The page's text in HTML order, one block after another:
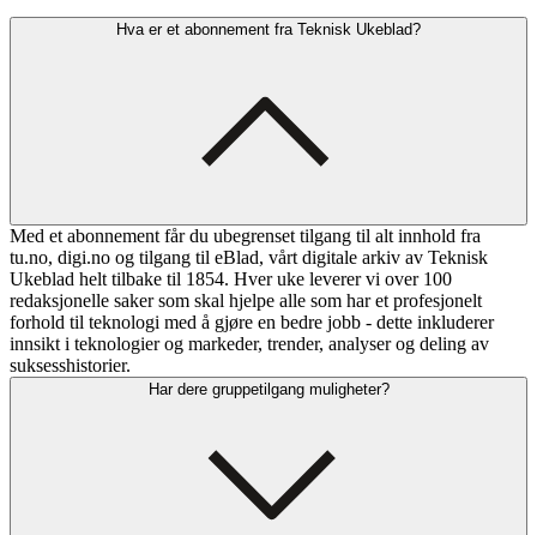
Hva er et abonnement fra Teknisk Ukeblad?
Med et abonnement får du ubegrenset tilgang til alt innhold fra
tu.no, digi.no og tilgang til eBlad, vårt digitale arkiv av Teknisk
Ukeblad helt tilbake til 1854. Hver uke leverer vi over 100
redaksjonelle saker som skal hjelpe alle som har et profesjonelt
forhold til teknologi med å gjøre en bedre jobb - dette inkluderer
innsikt i teknologier og markeder, trender, analyser og deling av
suksesshistorier.
Har dere gruppetilgang muligheter?